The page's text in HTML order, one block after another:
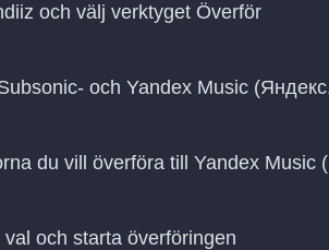
och välj verktyget Överför
och Yandex Music
du vill överföra till Yandex Music
och starta överföringen